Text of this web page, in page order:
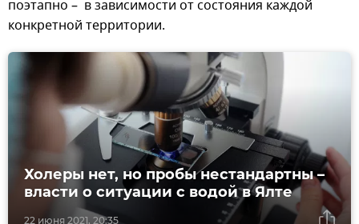
поэтапно – в зависимости от состояния каждой
конкретной территории.
22 июня 2021, 20:35
Холеры нет, но пробы нестандартны –
власти о ситуации с водой в Ялте